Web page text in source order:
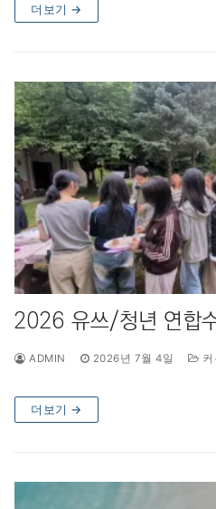
더보기 →
2026 유쓰/청년 연합
ADMIN 2026년 7월 4일 커
더보기 →